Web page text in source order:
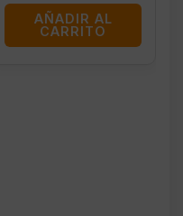
AÑADIR AL
CARRITO